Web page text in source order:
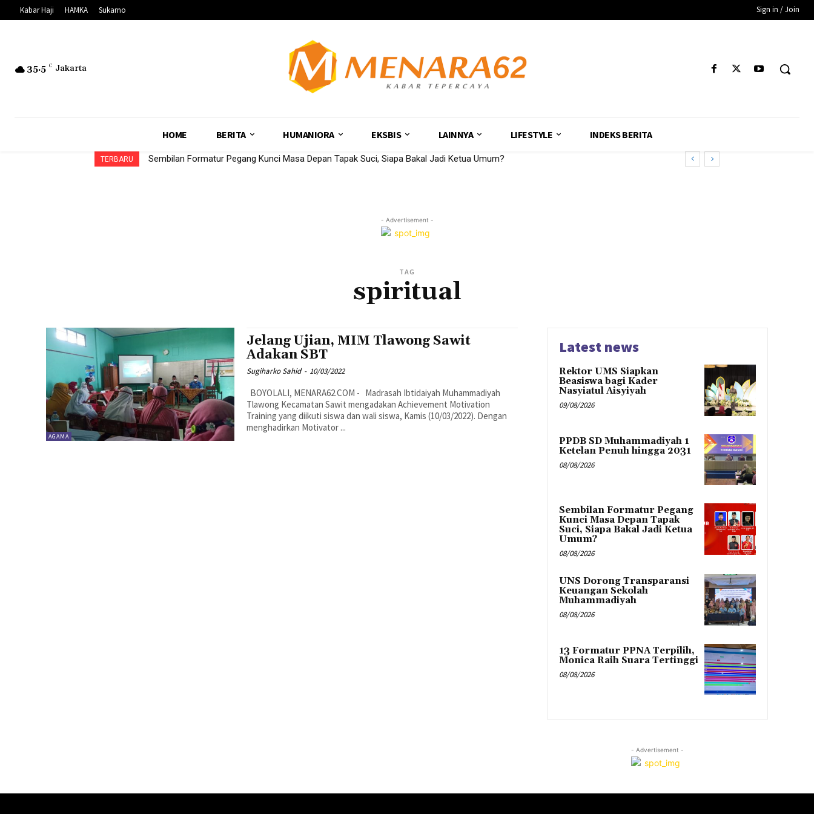
Kabar Haji HAMKA Sukarno Sign in / Join
35.5 C Jakarta
HOME BERITA HUMANIORA EKSBIS LAINNYA LIFESTYLE INDEKS BERITA
TERBARU Sembilan Formatur Pegang Kunci Masa Depan Tapak Suci, Siapa Bakal Jadi Ketua Umum?
- Advertisement -
TAG
spiritual
AGAMA
Jelang Ujian, MIM Tlawong Sawit
Adakan SBT
Sugiharko Sahid - 10/03/2022
Tlawong Kecamatan Sawit mengadakan Achievement Motivation
Training yang diikuti siswa dan wali siswa, Kamis (10/03/2022). Dengan
menghadirkan Motivator ...
Latest news
Rektor UMS Siapkan
Beasiswa bagi Kader
Nasyiatul Aisyiyah
09/08/2026
PPDB SD Muhammadiyah 1
Ketelan Penuh hingga 2031
08/08/2026
Sembilan Formatur Pegang
Kunci Masa Depan Tapak
Suci, Siapa Bakal Jadi Ketua
Umum?
08/08/2026
UNS Dorong Transparansi
Keuangan Sekolah
Muhammadiyah
08/08/2026
13 Formatur PPNA Terpilih,
Monica Raih Suara Tertinggi
08/08/2026
- Advertisement -